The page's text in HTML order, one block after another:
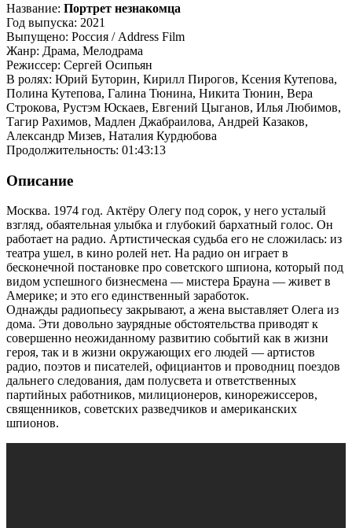
Название: Портрет незнакомца
Год выпуска: 2021
Выпущено: Россия / Address Film
Жанр: Драма, Мелодрама
Режиссер: Сергей Осипьян
В ролях: Юрий Буторин, Кирилл Пирогов, Ксения Кутепова,
Полина Кутепова, Галина Тюнина, Никита Тюнин, Вера
Строкова, Рустэм Юскаев, Евгений Цыганов, Илья Любимов,
Тагир Рахимов, Мадлен Джабраилова, Андрей Казаков,
Александр Мизев, Наталия Курдюбова
Продолжительность: 01:43:13
Описание
Москва. 1974 год. Актёру Олегу под сорок, у него усталый
взгляд, обаятельная улыбка и глубокий бархатный голос. Он
работает на радио. Артистическая судьба его не сложилась: из
театра ушел, в кино ролей нет. На радио он играет в
бесконечной постановке про советского шпиона, который под
видом успешного бизнесмена — мистера Брауна — живет в
Америке; и это его единственный заработок.
Однажды радиопьесу закрывают, а жена выставляет Олега из
дома. Эти довольно заурядные обстоятельства приводят к
совершенно неожиданному развитию событий как в жизни
героя, так и в жизни окружающих его людей — артистов
радио, поэтов и писателей, официантов и проводниц поездов
дальнего следования, дам полусвета и ответственных
партийных работников, милиционеров, кинорежиссеров,
священников, советских разведчиков и американских
шпионов.